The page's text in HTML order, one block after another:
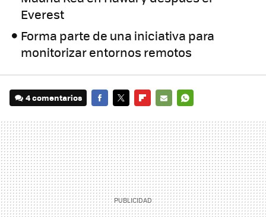
Everest
Forma parte de una iniciativa para
monitorizar entornos remotos
4 comentarios
MAIL